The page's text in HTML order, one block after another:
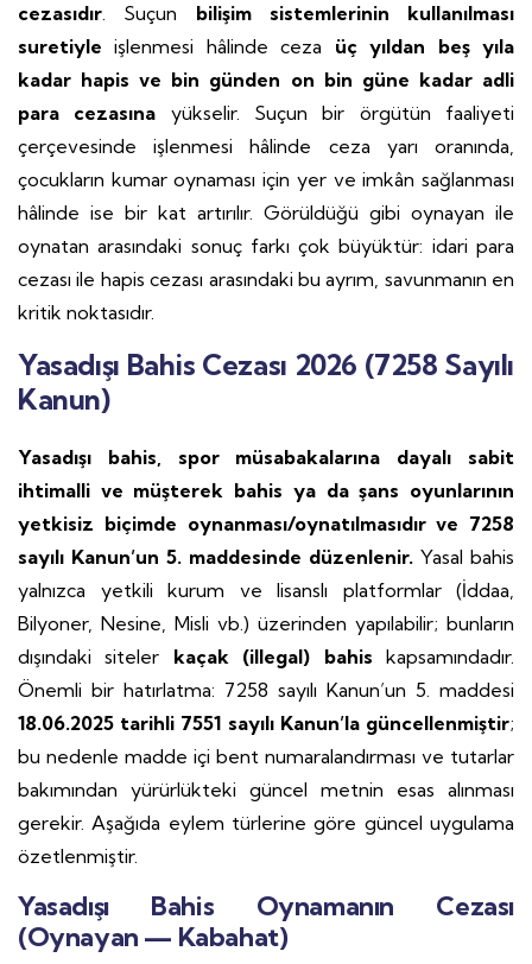
cezasıdır. Suçun bilişim sistemlerinin kullanılması
suretiyle işlenmesi hâlinde ceza üç yıldan beş yıla
kadar hapis ve bin günden on bin güne kadar adli
para cezasına yükselir. Suçun bir örgütün faaliyeti
çerçevesinde işlenmesi hâlinde ceza yarı oranında,
çocukların kumar oynaması için yer ve imkân sağlanması
hâlinde ise bir kat artırılır. Görüldüğü gibi oynayan ile
oynatan arasındaki sonuç farkı çok büyüktür: idari para
cezası ile hapis cezası arasındaki bu ayrım, savunmanın en
kritik noktasıdır.
Yasadışı Bahis Cezası 2026 (7258 Sayılı
Kanun)
Yasadışı bahis, spor müsabakalarına dayalı sabit
ihtimalli ve müşterek bahis ya da şans oyunlarının
yetkisiz biçimde oynanması/oynatılmasıdır ve 7258
sayılı Kanun’un 5. maddesinde düzenlenir. Yasal bahis
yalnızca yetkili kurum ve lisanslı platformlar (İddaa,
Bilyoner, Nesine, Misli vb.) üzerinden yapılabilir; bunların
dışındaki siteler kaçak (illegal) bahis kapsamındadır.
Önemli bir hatırlatma: 7258 sayılı Kanun’un 5. maddesi
18.06.2025 tarihli 7551 sayılı Kanun’la güncellenmiştir;
bu nedenle madde içi bent numaralandırması ve tutarlar
bakımından yürürlükteki güncel metnin esas alınması
gerekir. Aşağıda eylem türlerine göre güncel uygulama
özetlenmiştir.
Yasadışı Bahis Oynamanın Cezası
(Oynayan — Kabahat)